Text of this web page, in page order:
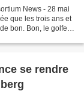
News - 28 mai
que les trois ans et
bon. Bon, le golfe
se rendre